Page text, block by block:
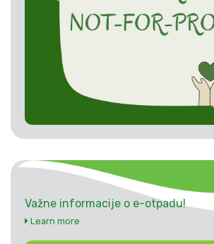
Važne informacije o e-otpadu!
Learn more